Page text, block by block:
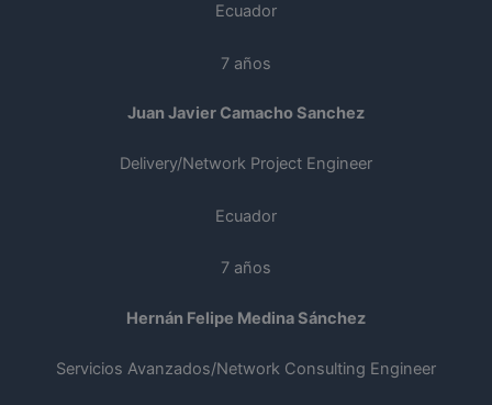
Ecuador
7 años
Juan Javier Camacho Sanchez
Delivery/Network Project Engineer
Ecuador
7 años
Hernán Felipe Medina Sánchez
Servicios Avanzados/Network Consulting Engineer